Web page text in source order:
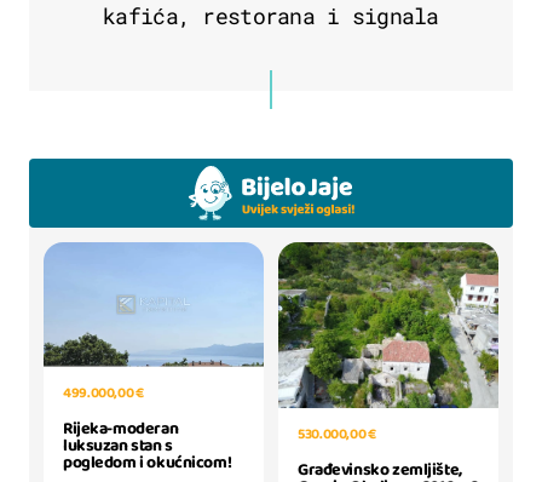
kafića, restorana i signala
499.000,00 €
Rijeka-moderan
luksuzan stan s
pogledom i okućnicom!
530.000,00 €
Građevinsko zemljište,